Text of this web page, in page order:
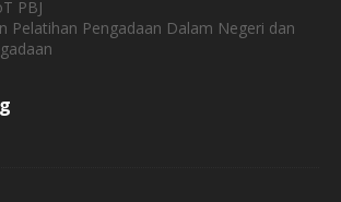
PBJ
Pelatihan Pengadaan Dalam Negeri dan